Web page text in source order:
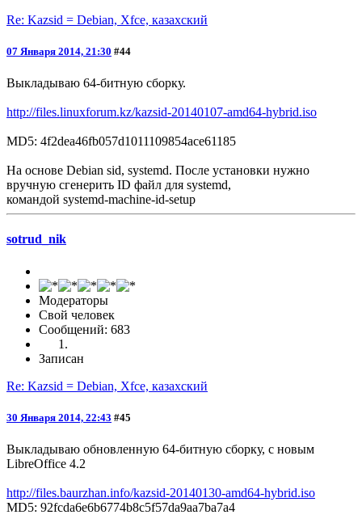
Re: Kazsid = Debian, Xfce, казахский
07 Января 2014, 21:30 #44
Выкладываю 64-битную сборку.
http://files.linuxforum.kz/kazsid-20140107-amd64-hybrid.iso
MD5: 4f2dea46fb057d1011109854ace61185
На основе Debian sid, systemd. После установки нужно
вручную сгенерить ID файл для systemd,
командой systemd-machine-id-setup
sotrud_nik
Модераторы
Свой человек
Сообщений: 683
Записан
Re: Kazsid = Debian, Xfce, казахский
30 Января 2014, 22:43 #45
Выкладываю обновленную 64-битную сборку, с новым
LibreOffice 4.2
http://files.baurzhan.info/kazsid-20140130-amd64-hybrid.iso
MD5: 92fcda6e6b6774b8c5f57da9aa7ba7a4